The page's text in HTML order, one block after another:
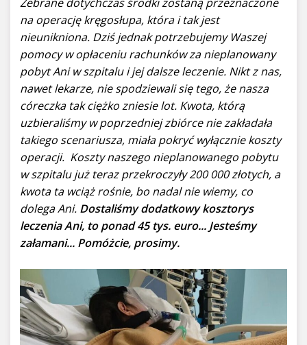
na operację kręgosłupa, która i tak jest
nieunikniona. Dziś jednak potrzebujemy Waszej
pomocy w opłaceniu rachunków za nieplanowany
pobyt Ani w szpitalu i jej dalsze leczenie. Nikt z nas,
nawet lekarze, nie spodziewali się tego, że nasza
córeczka tak ciężko zniesie lot. Kwota, którą
uzbieraliśmy w poprzedniej zbiórce nie zakładała
takiego scenariusza, miała pokryć wyłącznie koszty
operacji. Koszty naszego nieplanowanego pobytu
w szpitalu już teraz przekroczyły 200 000 złotych, a
kwota ta wciąż rośnie, bo nadal nie wiemy, co
dolega Ani. Dostaliśmy dodatkowy kosztorys
leczenia Ani, to ponad 45 tys. euro... Jesteśmy
załamani... Pomóżcie, prosimy.